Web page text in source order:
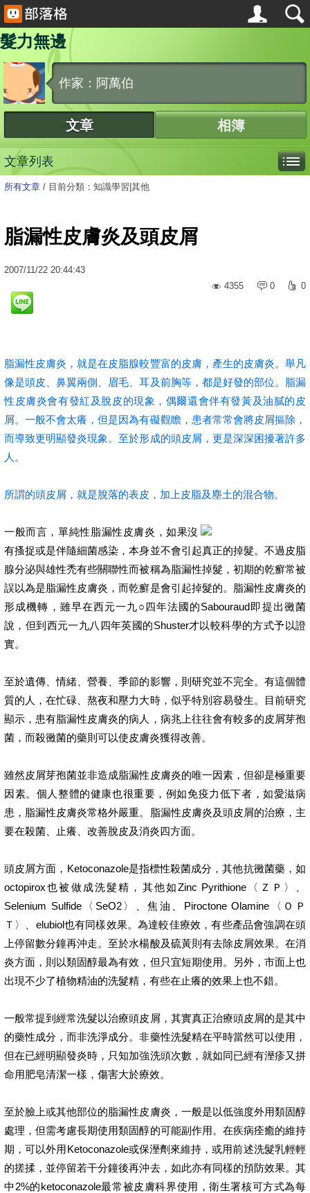
髮力無邊
作家：阿萬伯
文章 相簿
文章列表
所有文章 / 目前分類：知識學習|其他
脂漏性皮膚炎及頭皮屑
2007/11/22 20:44:43
4355
0 0
脂漏性皮膚炎，就是在皮脂腺較豐富的皮膚，產生的皮膚炎。舉凡
像是頭皮、鼻翼兩側、眉毛、耳及前胸等，都是好發的部位。脂漏
性皮膚炎會有發紅及脫皮的現象，偶爾還會伴有發黃及油膩的皮
屑。一般不會太癢，但是因為有礙觀瞻，患者常常會將皮屑摳除，
而導致更明顯發炎現象。至於形成的頭皮屑，更是深深困擾著許多
人。
所謂的頭皮屑，就是脫落的表皮，加上皮脂及塵土的混合物。
一般而言，單純性脂漏性皮膚炎，如果沒
有搔捉或是伴隨細菌感染，本身並不會引起真正的掉髮。不過皮脂
腺分泌與雄性禿有些關聯性而被稱為脂漏性掉髮，初期的乾癬常被
誤以為是脂漏性皮膚炎，而乾癬是會引起掉髮的。脂漏性皮膚炎的
形成機轉，雖早在西元一九○四年法國的Sabouraud即提出黴菌
說，但到西元一九八四年英國的Shuster才以較科學的方式予以證
實。
至於遺傳、情緒、營養、季節的影響，則研究並不完全。有這個體
質的人，在忙碌、熬夜和壓力大時，似乎特別容易發生。目前研究
顯示，患有脂漏性皮膚炎的病人，病兆上往往會有較多的皮屑芽孢
菌，而殺黴菌的藥則可以使皮膚炎獲得改善。
雖然皮屑芽孢菌並非造成脂漏性皮膚炎的唯一因素，但卻是極重要
因素。個人整體的健康也很重要，例如免疫力低下者，如愛滋病
患，脂漏性皮膚炎常格外嚴重。脂漏性皮膚炎及頭皮屑的治療，主
要在殺菌、止癢、改善脫皮及消炎四方面。
頭皮屑方面，Ketoconazole是指標性殺菌成分，其他抗黴菌藥，如
octopirox也被做成洗髮精，其他如Zinc Pyrithione〈ＺＰ〉、
Selenium Sulfide〈SeO2〉、焦油、Piroctone Olamine〈ＯＰ
Ｔ〉、elubiol也有同樣效果。為達較佳療效，有些產品會強調在頭
上停留數分鐘再沖走。至於水楊酸及硫黃則有去除皮屑效果。在消
炎方面，則以類固醇最為有效，但只宜短期使用。另外，市面上也
出現不少了植物精油的洗髮精，有些在止癢的效果上也不錯。
一般常提到經常洗髮以治療頭皮屑，其實真正治療頭皮屑的是其中
的藥性成分，而非洗淨成分。非藥性洗髮精在平時當然可以使用，
但在已經明顯發炎時，只知加強洗頭次數，就如同已經有溼疹又拼
命用肥皂清潔一樣，傷害大於療效。
至於臉上或其他部位的脂漏性皮膚炎，一般是以低強度外用類固醇
處理，但需考慮長期使用類固醇的可能副作用。在疾病痊癒的維持
期，可以外用Ketoconazole或保溼劑來維持，或用前述洗髮乳輕輕
的搓揉，並停留若干分鐘後再沖去，如此亦有同樣的預防效果。其
中2%的ketoconazole最常被皮膚科界使用，衛生署核可方式為每